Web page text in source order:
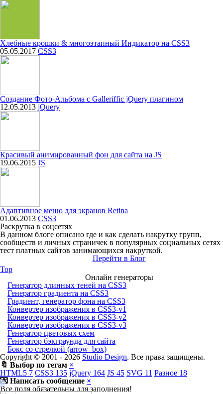
Хлебные крошки & многоэтапный Индикатор на CSS3
05.05.2017 CSS3
Создание Фото-Альбома с Galleriffic jQuery плагином
12.05.2013 jQuery
Красивый анимированный фон для сайта на JS
19.06.2015 JS
Адаптивное меню для экранов Retina
01.06.2013 CSS3
Раскрутка в соцсетях
В данном блоге описано где и как сделать накрутку групп,
сообществ и личных страничек в популярных социальных сетях
тест платных сайтов занимающихся накруткой.
Перейти в Блог
Top
Онлайн генераторы
Генератор длинных теней на CSS3
Генератор градиента на CSS3
Градиент, генератор фона на CSS3
Конвертер изображения в CSS3-v1
Конвертер изображения в CSS3-v2
Конвертер изображения в CSS3-v3
Генератор цветовых схем
Генератор бэкграунда для сайта
Бокс со стрелкой (arrow_box)
Copyright © 2001 - 2026 Studio Design. Все права защищены.
🔖 Выбор по тегам ×
HTML5 7 CSS3 135 jQuery 164 JS 45 SVG 11 Разное 18
💌 Написать сообщение ×
Все поля обязательны для заполнения!